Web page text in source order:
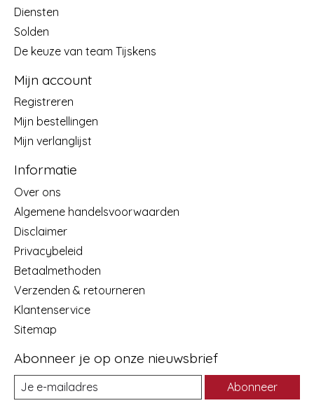
Diensten
Solden
De keuze van team Tijskens
Mijn account
Registreren
Mijn bestellingen
Mijn verlanglijst
Informatie
Over ons
Algemene handelsvoorwaarden
Disclaimer
Privacybeleid
Betaalmethoden
Verzenden & retourneren
Klantenservice
Sitemap
Abonneer je op onze nieuwsbrief
Abonneer